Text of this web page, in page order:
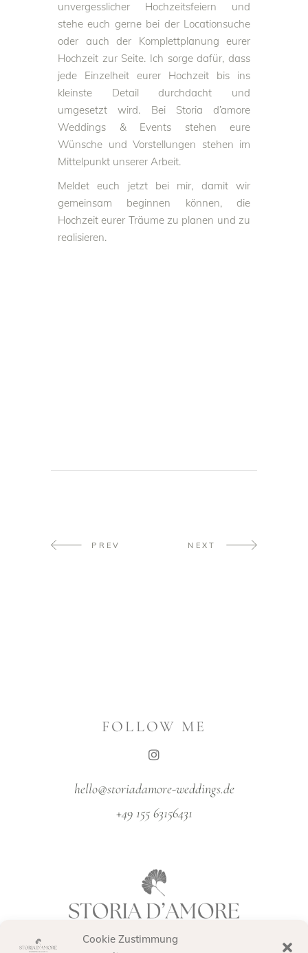
Cookie Zustimmung
unvergesslicher Hochzeitsfeiern und
stehe euch gerne bei der Locationsuche
oder auch der Komplettplanung eurer
Hochzeit zur Seite. Ich sorge dafür, dass
jede Einzelheit eurer Hochzeit bis ins
kleinste Detail durchdacht und
umgesetzt wird. Bei Storia d’amore
Weddings & Events stehen eure
Wünsche und Vorstellungen stehen im
Mittelpunkt unserer Arbeit.
Meldet euch jetzt bei mir, damit wir
gemeinsam beginnen können, die
Hochzeit eurer Träume zu planen und zu
realisieren.
PREV NEXT
FOLLOW ME
hello@storiadamore-weddings.de
+49 155 63156431